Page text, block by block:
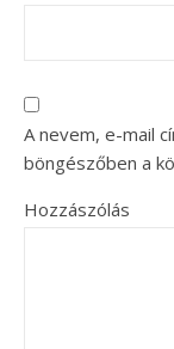
A nevem, e-mail
böngészőben a
Hozzászólás